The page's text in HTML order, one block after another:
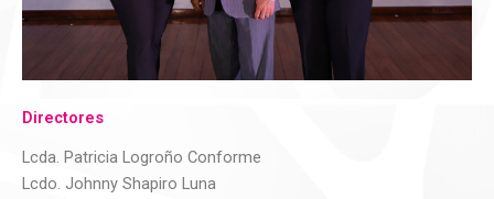
Directores
Lcda. Patricia Logroño Conforme
Lcdo. Johnny Shapiro Luna